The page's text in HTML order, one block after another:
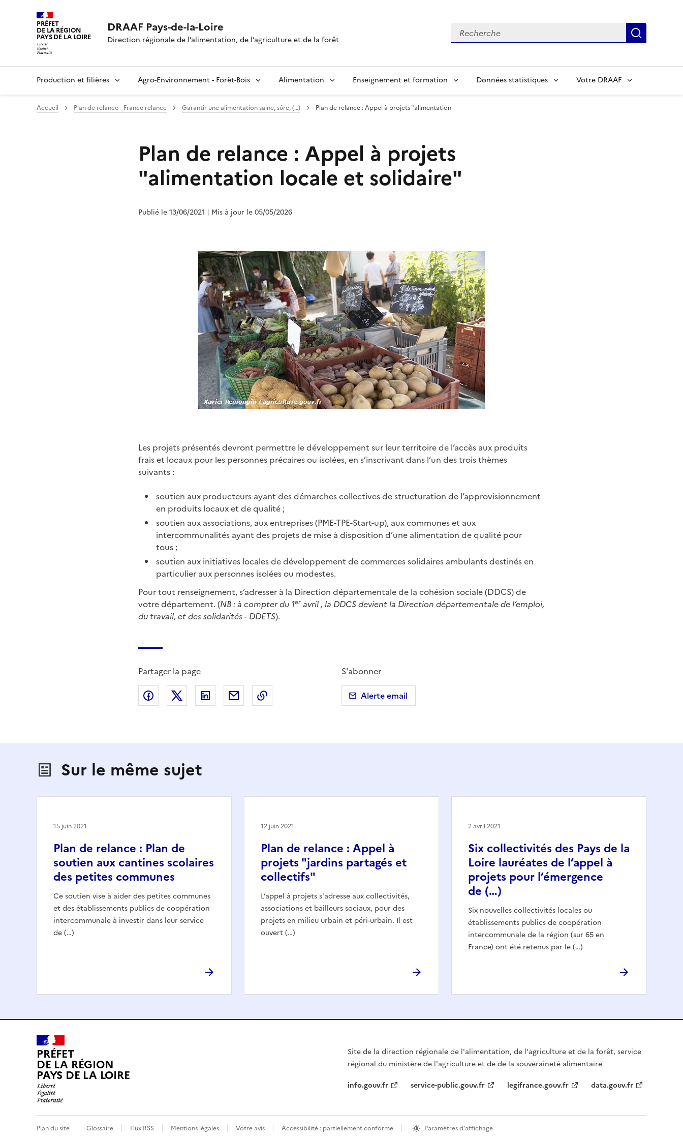
PRÉFET
DE LA RÉGION
PAYS DE LA LOIRE
DRAAF Pays-de-la-Loire
Direction régionale de l’alimentation, de l’agriculture et de la forêt
Recherche
Production et filières Agro-Environnement - Forêt-Bois Alimentation Enseignement et formation Données statistiques Votre DRAAF
Accueil Plan de relance - France relance Garantir une alimentation saine, sûre, (…) Plan de relance : Appel à projets "alimentation
Plan de relance : Appel à projets
"alimentation locale et solidaire"
Publié le 13/06/2021 | Mis à jour le 05/05/2026
Les projets présentés devront permettre le développement sur leur territoire de l’accès aux produits
frais et locaux pour les personnes précaires ou isolées, en s’inscrivant dans l’un des trois thèmes
suivants :
soutien aux producteurs ayant des démarches collectives de structuration de l’approvisionnement
en produits locaux et de qualité ;
soutien aux associations, aux entreprises (PME-TPE-Start-up), aux communes et aux
intercommunalités ayant des projets de mise à disposition d’une alimentation de qualité pour
tous ;
soutien aux initiatives locales de développement de commerces solidaires ambulants destinés en
particulier aux personnes isolées ou modestes.
Pour tout renseignement, s’adresser à la Direction départementale de la cohésion sociale (DDCS) de
votre département. (NB : à compter du 1er avril , la DDCS devient la Direction départementale de l’emploi,
du travail, et des solidarités - DDETS).
Partager la page
Partager sur Facebook
Partager sur X (anciennement Twitter)
Partager sur LinkedIn
Partager par emailCopier dans le presse-papier
S'abonner
Alerte email
Sur le même sujet
Plan de relance : Plan de
soutien aux cantines scolaires
des petites communes
Ce soutien vise à aider des petites communes
et des établissements publics de coopération
intercommunale à investir dans leur service
de (…)
15 juin 2021
Plan de relance : Appel à
projets "jardins partagés et
collectifs"
L’appel à projets s'adresse aux collectivités,
associations et bailleurs sociaux, pour des
projets en milieu urbain et péri-urbain. Il est
ouvert (…)
12 juin 2021
Six collectivités des Pays de la
Loire lauréates de l’appel à
projets pour l’émergence
de (…)
Six nouvelles collectivités locales ou
établissements publics de coopération
intercommunale de la région (sur 65 en
France) ont été retenus par le (…)
2 avril 2021
PRÉFET
DE LA RÉGION
PAYS DE LA LOIRE
Site de la direction régionale de l'alimentation, de l'agriculture et de la forêt, service
régional du ministère de l'agriculture et de de la souveraineté alimentaire
info.gouv.fr
service-public.gouv.fr legifrance.gouv.fr data.gouv.fr
Plan du site Glossaire Flux RSS Mentions légales Votre avis Accessibilité : partiellement conforme Paramètres d'affichage